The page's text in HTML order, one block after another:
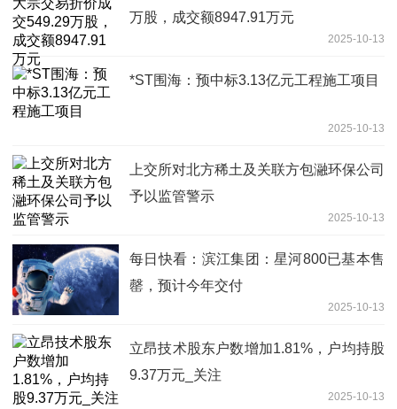
万股，成交额8947.91万元
2025-10-13
*ST围海：预中标3.13亿元工程施工项目
2025-10-13
上交所对北方稀土及关联方包瀜环保公司
予以监管警示
2025-10-13
每日快看：滨江集团：星河800已基本售
罄，预计今年交付
2025-10-13
立昂技术股东户数增加1.81%，户均持股
9.37万元_关注
2025-10-13